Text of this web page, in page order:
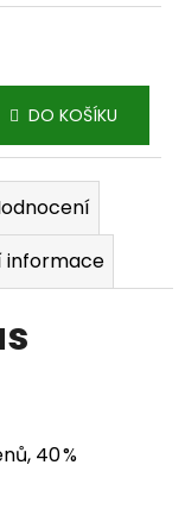
DO KOŠÍKU
informace
40 %